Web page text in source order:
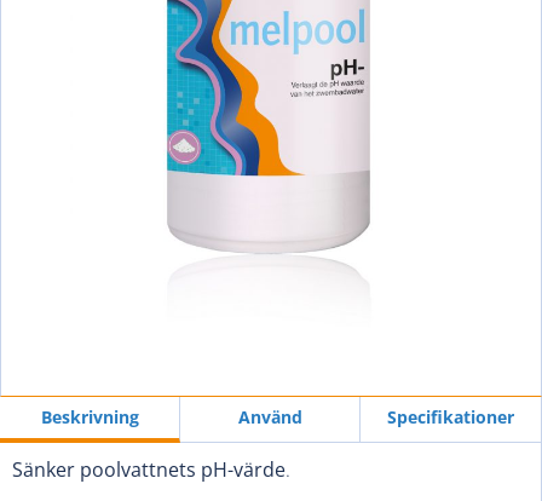
Beskrivning Använd Specifikationer
Sänker poolvattnets pH-värde.